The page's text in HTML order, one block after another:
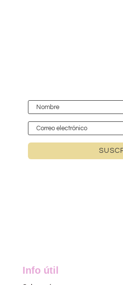
Info útil